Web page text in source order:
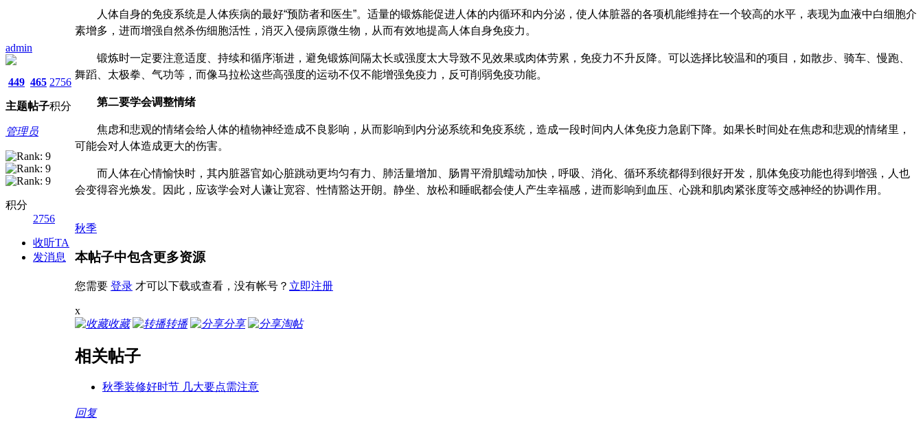
admin
449
主题
465
帖子
2756
积分
管理员
积分
2756
收听TA
发消息
人体自身的免疫系统是人体疾病的最好“预防者和医生”。适量的锻炼能促进人体的内循环和内分泌，使人体脏器的各项机能维持在一个较高的水平，表现为血液中白细胞介
素增多，进而增强自然杀伤细胞活性，消灭入侵病原微生物，从而有效地提高人体自身免疫力。
锻炼时一定要注意适度、持续和循序渐进，避免锻炼间隔太长或强度太大导致不见效果或肉体劳累，免疫力不升反降。可以选择比较温和的项目，如散步、骑车、慢跑、
舞蹈、太极拳、气功等，而像马拉松这些高强度的运动不仅不能增强免疫力，反可削弱免疫功能。
第二要学会调整情绪
焦虑和悲观的情绪会给人体的植物神经造成不良影响，从而影响到内分泌系统和免疫系统，造成一段时间内人体免疫力急剧下降。如果长时间处在焦虑和悲观的情绪里，
可能会对人体造成更大的伤害。
而人体在心情愉快时，其内脏器官如心脏跳动更均匀有力、肺活量增加、肠胃平滑肌蠕动加快，呼吸、消化、循环系统都得到很好开发，肌体免疫功能也得到增强，人也
会变得容光焕发。因此，应该学会对人谦让宽容、性情豁达开朗。静坐、放松和睡眠都会使人产生幸福感，进而影响到血压、心跳和肌肉紧张度等交感神经的协调作用。
秋季
本帖子中包含更多资源
您需要 登录 才可以下载或查看，没有帐号？ 立即注册
x
收藏
转播 分享 淘帖
相关帖子
秋季装修好时节 几大要点需注意
回复